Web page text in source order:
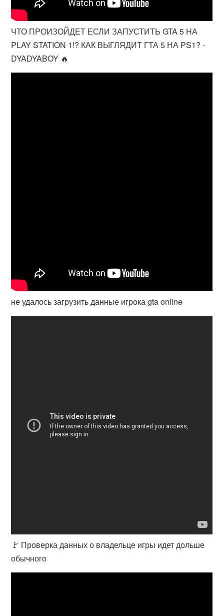
ЧТО ПРОИЗОЙДЕТ ЕСЛИ ЗАПУСТИТЬ GTA 5 НА
PLAY STATION 1!? КАК ВЫГЛЯДИТ ГТА 5 НА PS1? -
DYADYABOY 🔥
не удалось загрузить данные игрока gta online
🚩 Проверка данных о владельце игры идет дольше
обычного